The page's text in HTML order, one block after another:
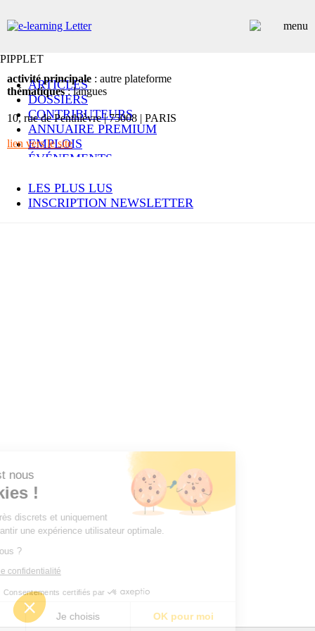
c'est nous
!
très discrets et uniquement
garantir une expérience utilisateur optimale.
vous ?
de confidentialité
Consentements certifiés par
Je choisis OK pour moi
ARTICLES
DOSSIERS
CONTRIBUTEURS
ANNUAIRE PREMIUM
EMPLOIS
ÉVÉNEMENTS
LES PLUS LUS
INSCRIPTION NEWSLETTER
PIPPLET
activité principale : autre plateforme
thématiques: langues
10, rue de Penthièvre | 75008 | PARIS
lien vers le site